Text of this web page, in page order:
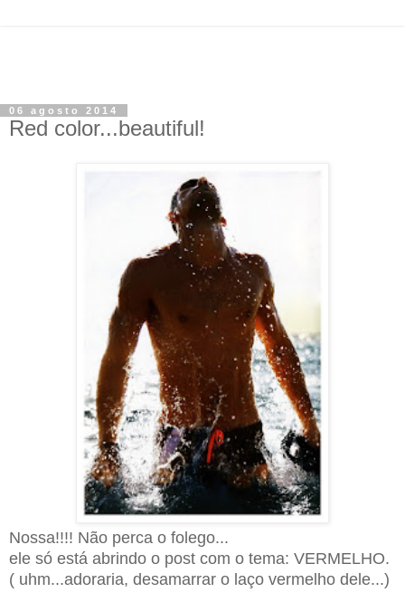
06 agosto 2014
Red color...beautiful!
Nossa!!!! Não perca o folego...
ele só está abrindo o post com o tema: VERMELHO.
( uhm...adoraria, desamarrar o laço vermelho dele...)